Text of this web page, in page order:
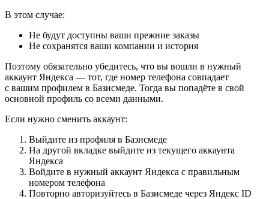
В этом случае:
Не будут доступны ваши прежние заказы
Не сохранятся ваши компании и история
Поэтому обязательно убедитесь, что вы вошли в нужный
аккаунт Яндекса — тот, где номер телефона совпадает
с вашим профилем в Базисмеде. Тогда вы попадёте в свой
основной профиль со всеми данными.
Если нужно сменить аккаунт:
Выйдите из профиля в Базисмеде
На другой вкладке выйдите из текущего аккаунта
Яндекса
Войдите в нужный аккаунт Яндекса с правильным
номером телефона
Повторно авторизуйтесь в Базисмеде через Яндекс ID